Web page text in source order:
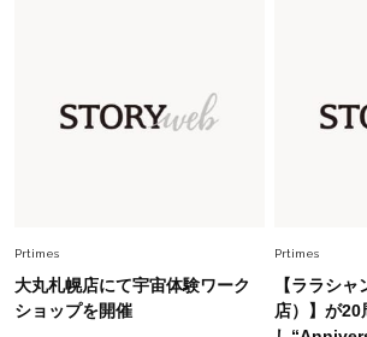
慣！「金運アップ→トイレ、
は？」
Prtimes
大丸札幌店にて宇宙体験ワーク
ショップを開催
Prtimes
【ララシ
店）】が20